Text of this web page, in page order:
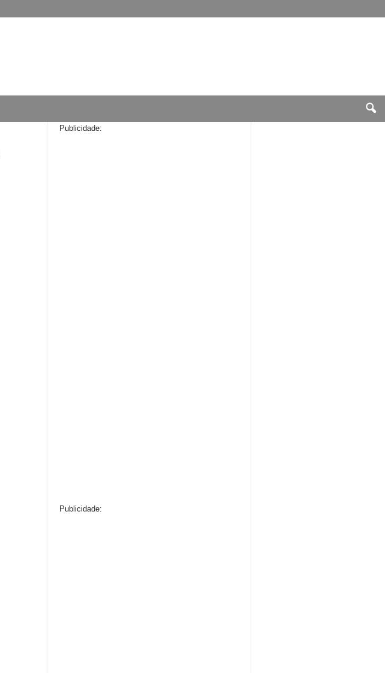
Publicidade:
Publicidade: